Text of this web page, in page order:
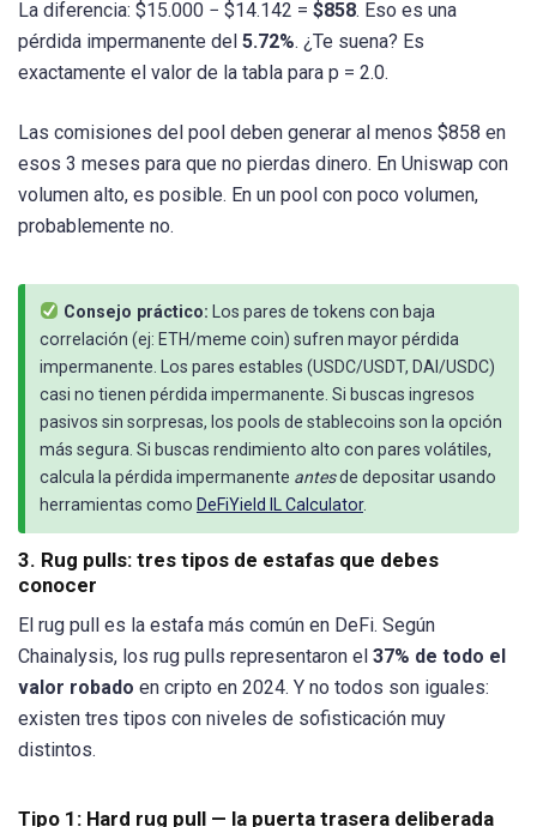
La diferencia: $15.000 − $14.142 = $858. Eso es una
pérdida impermanente del 5.72%. ¿Te suena? Es
exactamente el valor de la tabla para p = 2.0.
Las comisiones del pool deben generar al menos $858 en
esos 3 meses para que no pierdas dinero. En Uniswap con
volumen alto, es posible. En un pool con poco volumen,
probablemente no.
Consejo práctico: Los pares de tokens con baja
correlación (ej: ETH/meme coin) sufren mayor pérdida
impermanente. Los pares estables (USDC/USDT, DAI/USDC)
casi no tienen pérdida impermanente. Si buscas ingresos
pasivos sin sorpresas, los pools de stablecoins son la opción
más segura. Si buscas rendimiento alto con pares volátiles,
calcula la pérdida impermanente antesde depositar usando
herramientas como DeFiYield IL Calculator.
3. Rug pulls: tres tipos de estafas que debes
conocer
El rug pull es la estafa más común en DeFi. Según
Chainalysis, los rug pulls representaron el 37% de todo el
valor robado en cripto en 2024. Y no todos son iguales:
existen tres tipos con niveles de sofisticación muy
distintos.
Tipo 1: Hard rug pull — la puerta trasera deliberada